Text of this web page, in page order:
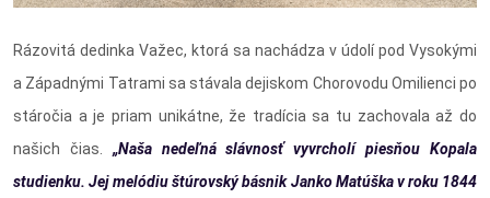
Rázovitá dedinka Važec, ktorá sa nachádza v údolí pod Vysokými
a Západnými Tatrami sa stávala dejiskom Chorovodu Omilienci po
stáročia a je priam unikátne, že tradícia sa tu zachovala až do
našich čias. „Naša nedeľná slávnosť vyvrcholí piesňou Kopala
studienku. Jej melódiu štúrovský básnik Janko Matúška v roku 1844